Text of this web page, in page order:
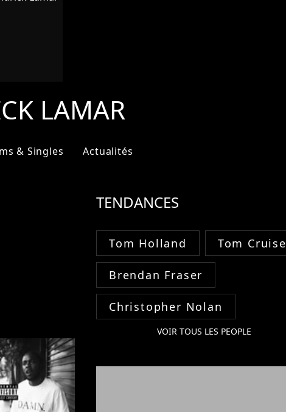
LAMAR
& Singles Actualités
TENDANCES
Tom Holland Tom Cruise
Brendan Fraser
Christopher Nolan
VOIR TOUS LES PEOPLE